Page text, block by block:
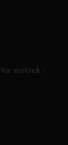
walizek i